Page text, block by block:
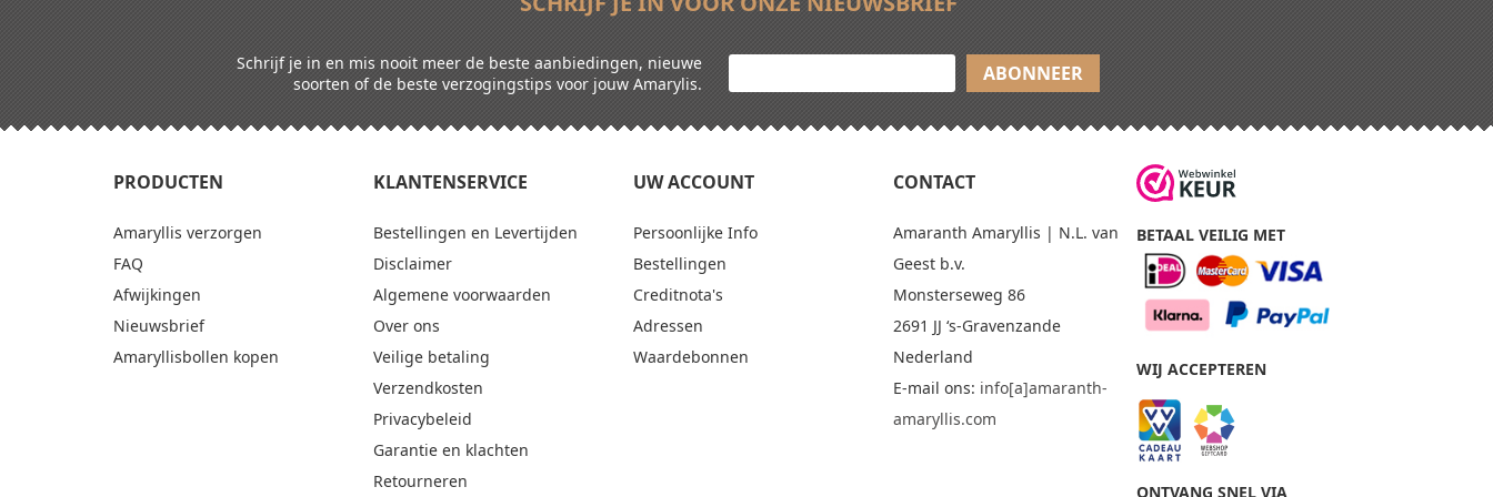
Schrijf je in en mis nooit meer de beste aanbiedingen, nieuwe
soorten of de beste verzogingstips voor jouw Amarylis.
PRODUCTEN
Amaryllis verzorgen
FAQ
Afwijkingen
Nieuwsbrief
Amaryllisbollen kopen
KLANTENSERVICE
Bestellingen en Levertijden
Disclaimer
Algemene voorwaarden
Over ons
Veilige betaling
Verzendkosten
Privacybeleid
Garantie en klachten
Retourneren
UW ACCOUNT
Persoonlijke Info
Bestellingen
Creditnota's
Adressen
Waardebonnen
CONTACT
Amaranth Amaryllis | N.L. van
Geest b.v.
Monsterseweg 86
2691 JJ ‘s-Gravenzande
Nederland
E-mail ons: info[a]amaranth-
amaryllis.com
BETAAL VEILIG MET
WIJ ACCEPTEREN
ONTVANG SNEL VIA